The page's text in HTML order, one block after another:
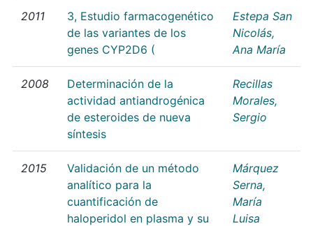
2011
3, Estudio farmacogenético
de las variantes de los
genes CYP2D6 (
Estepa San
Nicolás,
Ana María
2008
Determinación de la
actividad antiandrogénica
de esteroides de nueva
síntesis
Recillas
Morales,
Sergio
2015
Validación de un método
analítico para la
cuantificación de
haloperidol en plasma y su
Márquez
Serna,
María
Luisa